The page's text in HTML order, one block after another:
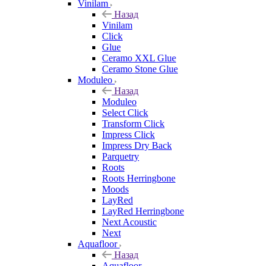
Vinilam
Назад
Vinilam
Click
Glue
Ceramo XXL Glue
Ceramo Stone Glue
Moduleo
Назад
Moduleo
Select Click
Transform Click
Impress Click
Impress Dry Back
Parquetry
Roots
Roots Herringbone
Moods
LayRed
LayRed Herringbone
Next Acoustic
Next
Aquafloor
Назад